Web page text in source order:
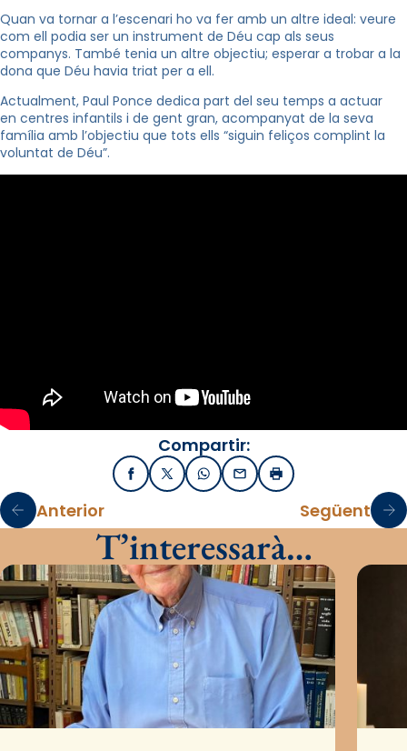
Quan va tornar a l’escenari ho va fer amb un altre ideal: veure
com ell podia ser un instrument de Déu cap als seus
companys. També tenia un altre objectiu; esperar a trobar a la
dona que Déu havia triat per a ell.
Actualment, Paul Ponce dedica part del seu temps a actuar
en centres infantils i de gent gran, acompanyat de la seva
família amb l’objectiu que tots ells “siguin feliços complint la
voluntat de Déu”.
Compartir:
FacebookX / TwitterWhatsApp
EmailImprimir
Anterior Següent
T’interessarà…